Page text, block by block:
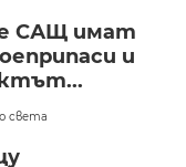
САЩ имат
и
света